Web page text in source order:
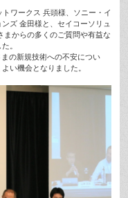
ワークス 兵頭様、ソニー・イ
ズ 金田様と、セイコーソリュ
まからの多くのご質問や有益な
。
の新規技術への不安につい
い機会となりました。